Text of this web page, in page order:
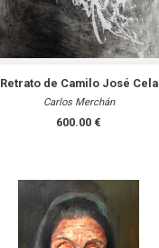
Retrato de Camilo José Cela
Carlos Merchán
600.00 €